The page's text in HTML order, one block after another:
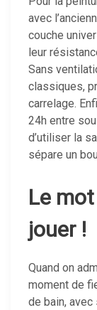
avec
couche
leur
Sans
classiques,
carrelage.
24h entre
d’utiliser la
sépare un
Le
jouer !
Quand on
moment de
de bain,